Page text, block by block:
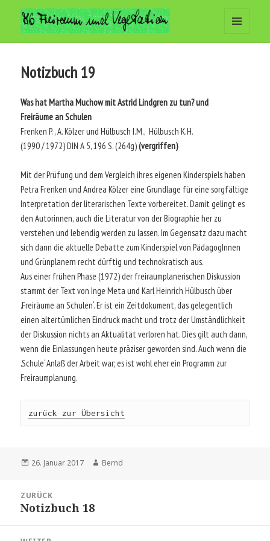
Arbeitsgemeinschaft Freiraum
und Vegetation
Notizbuch 19
Was hat Martha Muchow mit Astrid Lindgren zu tun? und
Freiräume an Schulen
Frenken P. , A. Kölzer und Hülbusch I.M., Hülbusch K.H.
(1990 / 1972) DIN A 5, 196 S. (264g)(vergriffen)
Mit der Prüfung und dem Vergleich ihres eigenen Kinderspiels haben
Petra Frenken und Andrea Kölzer eine Grundlage für eine sorgfältige
Interpretation der literarischen Texte vorbereitet. Damit gelingt es
den Autorinnen, auch die Literatur von der Biographie her zu
verstehen und lebendig werden zu lassen. Im Gegensatz dazu macht
sich dann die aktuelle Debatte zum Kinderspiel von PädagogInnen
und Grünplanern recht dürftig und technokratisch aus.
Aus einer frühen Phase (1972) der freiraumplanerischen Diskussion
stammt der Text von Inge Meta und Karl Heinrich Hülbusch über
‚Freiräume an Schulen‘. Er ist ein Zeitdokument, das gelegentlich
einen altertümlichen Eindruck macht und trotz der Umständlichkeit
der Diskussion nichts an Aktualität verloren hat. Dies gilt auch dann,
wenn die Einlassungen heute präziser geworden sind. Auch wenn die
‚Schule‘ Anlaß der Arbeit war; es ist wohl eher ein Programm zur
Freiraumplanung.
zurück zur Übersicht
Veröffentlicht
26. Januar 2017 Autor
Bernd
ZURÜCK
Vorheriger
Notizbuch 18